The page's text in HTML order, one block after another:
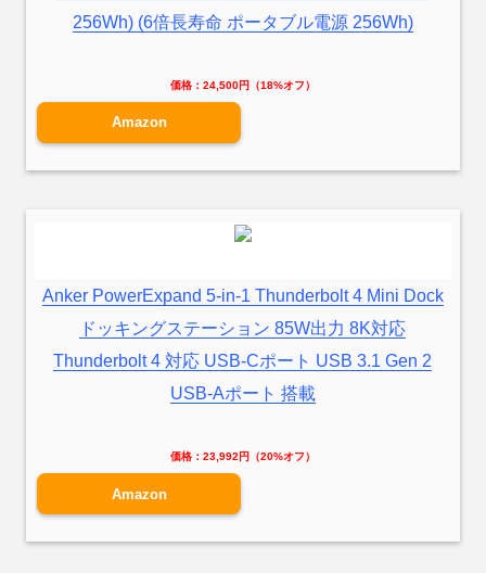
256Wh) (6倍長寿命 ポータブル電源 256Wh)
価格：24,500円（18%オフ）
Amazon
Anker PowerExpand 5-in-1 Thunderbolt 4 Mini Dock
ドッキングステーション 85W出力 8K対応
Thunderbolt 4 対応 USB-Cポート USB 3.1 Gen 2
USB-Aポート 搭載
価格：23,992円（20%オフ）
Amazon